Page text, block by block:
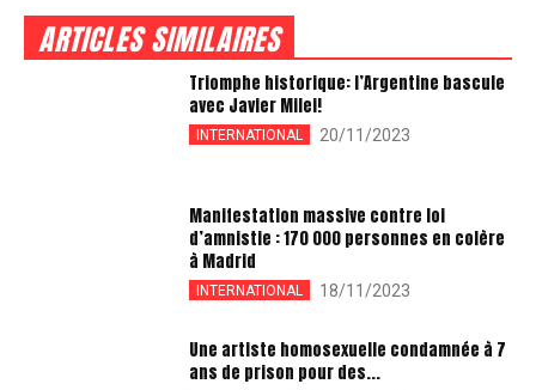
ARTICLES SIMILAIRES
Triomphe historique: l’Argentine bascule
avec Javier Milei!
INTERNATIONAL 20/11/2023
Manifestation massive contre loi
d’amnistie : 170 000 personnes en colère
à Madrid
INTERNATIONAL 18/11/2023
Une artiste homosexuelle condamnée à 7
ans de prison pour des...